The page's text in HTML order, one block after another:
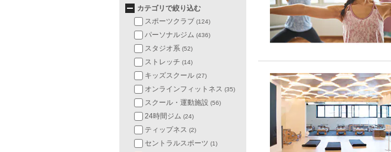
カテゴリで絞り込む
スポーツクラブ (124)
パーソナルジム (436)
スタジオ系 (52)
ストレッチ (14)
キッズスクール (27)
オンラインフィットネス (35)
スクール・運動施設 (56)
24時間ジム (24)
ティップネス (2)
セントラルスポーツ (1)